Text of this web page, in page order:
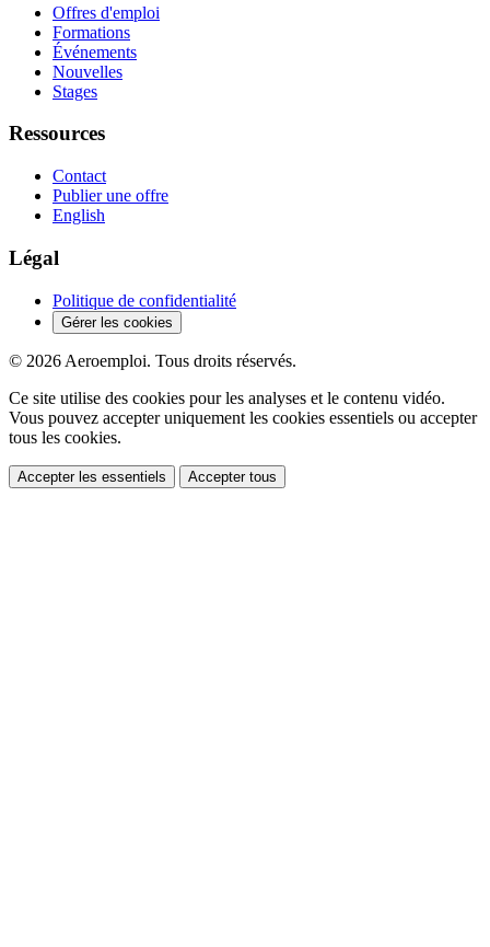
Offres d'emploi
Formations
Événements
Nouvelles
Stages
Ressources
Contact
Publier une offre
English
Légal
Politique de confidentialité
Gérer les cookies
© 2026 Aeroemploi. Tous droits réservés.
Ce site utilise des cookies pour les analyses et le contenu vidéo.
Vous pouvez accepter uniquement les cookies essentiels ou accepter
tous les cookies.
Accepter les essentiels Accepter tous